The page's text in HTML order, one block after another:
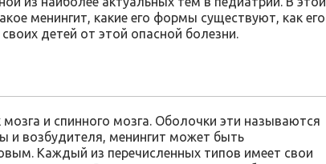
менингит, какие его формы существуют, как его
детей от этой опасной болезни.
и спинного мозга. Оболочки эти называются
и возбудителя, менингит может быть
Каждый из перечисленных типов имеет свои